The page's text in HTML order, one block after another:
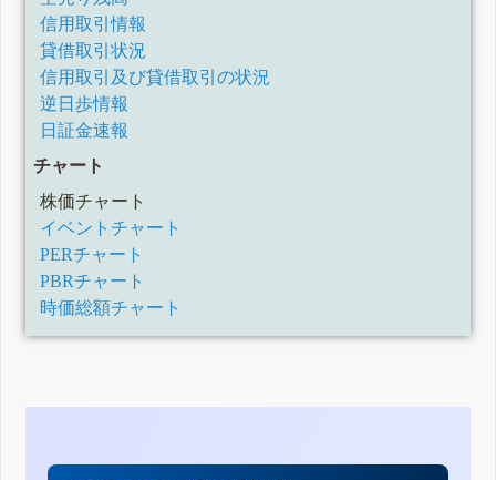
信用取引情報
貸借取引状況
信用取引及び貸借取引の状況
逆日歩情報
日証金速報
チャート
株価チャート
イベントチャート
PERチャート
PBRチャート
時価総額チャート